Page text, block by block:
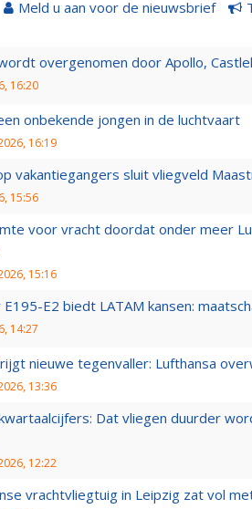
Meld u aan voor de nieuwsbrief
overgenomen door Apollo,
16:20
onbekende jongen in de luchtvaart
16:19
vakantiegangers sluit vliegveld
15:56
voor vracht doordat onder meer
15:16
E195-E2 biedt LATAM kansen:
14:27
nieuwe tegenvaller: Lufthansa
13:36
Dat vliegen duurder
12:22
vrachtvliegtuig in Leipzig zat vol